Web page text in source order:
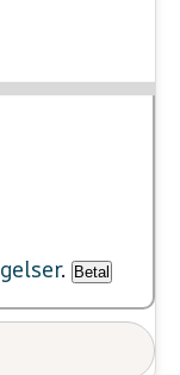
. Betal